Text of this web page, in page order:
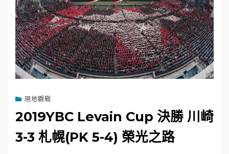
現地觀戰
2019YBC Levain Cup 決勝 川崎
3-3 札幌(PK 5-4) 榮光之路